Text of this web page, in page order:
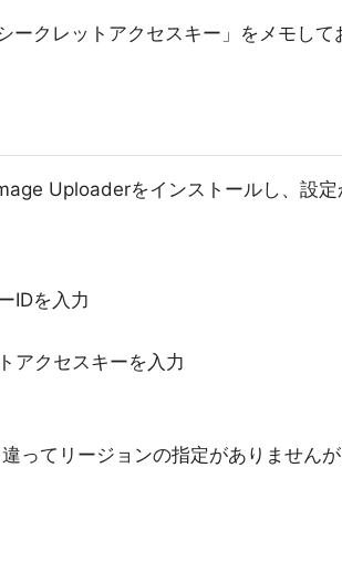
クレットアクセスキー」をメモして
Uploaderをインストールし、設定
IDを入力
アクセスキーを入力
ってリージョンの指定がありません